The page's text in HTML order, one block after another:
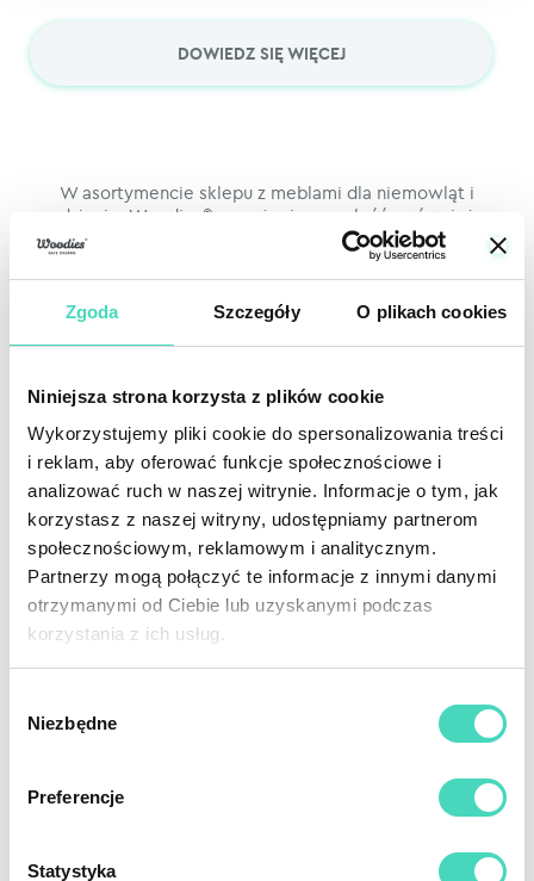
Zgoda Szczegóły O plikach cookies
Niniejsza strona korzysta z plików cookie
Wykorzystujemy pliki cookie do spersonalizowania treści
i reklam, aby oferować funkcje społecznościowe i
analizować ruch w naszej witrynie. Informacje o tym, jak
korzystasz z naszej witryny, udostępniamy partnerom
społecznościowym, reklamowym i analitycznym.
Partnerzy mogą połączyć te informacje z innymi danymi
otrzymanymi od Ciebie lub uzyskanymi podczas
korzystania z ich usług.
zgody
Niezbędne
Preferencje
Statystyka
DOWIEDZ SIĘ WIĘCEJ
W asortymencie sklepu z meblami dla niemowląt i
dzieci Woodies® możecie znaleźć również
materace dziecięce do łóżeczek niemowlęcych
oraz tekstylia typu klin, prześcieradła oraz serię
do zadań specjalnych. Nasze drewniane łóżeczka
niemowlęce w rozmiarach 120×60 cm jako
standard w cenie mają gryzaki na dłuższych
bokach oraz trzy wyciągane... Rozwiń opis
WYPRAWKA DLA NIEMOWLAKA
- ZAINSPIRUJ SIĘ!
EKSPERT W MEBLACH
Drewniane łóżeczka dziecięce i niemowlęce
Łóżeczka niemowlęce 120x60